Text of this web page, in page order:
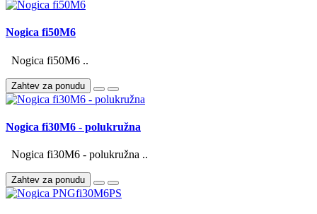
Nogica fi50M6
Nogica fi50M6 ..
Zahtev za ponudu
Nogica fi30M6 - polukružna
Nogica fi30M6 - polukružna ..
Zahtev za ponudu